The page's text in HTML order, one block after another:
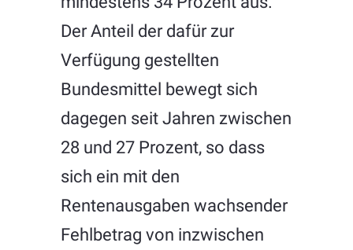
Der Anteil der dafür zur
Verfügung gestellten
Bundesmittel bewegt sich
dagegen seit Jahren zwischen
28 und 27 Prozent, so dass
sich ein mit den
Rentenausgaben wachsender
Fehlbetrag von inzwischen